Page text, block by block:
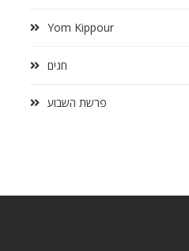
Yom Kippour
חגים
פרשת השבוע